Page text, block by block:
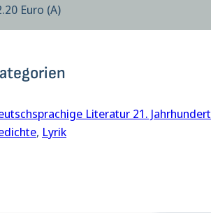
Euro (A)
Literatur 21. Jahrhundert
, Lyrik